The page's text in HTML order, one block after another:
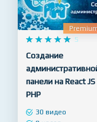
NEW
    
     5
панели на React JS +